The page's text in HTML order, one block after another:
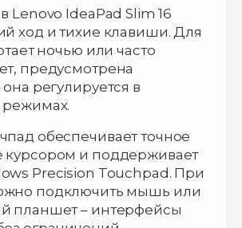
Lenovo IdeaPad Slim 16
ход и тихие клавиши. Для
ночью или часто
предусмотрена
регулируется в
режимах.
обеспечивает точное
курсором и поддерживает
Precision Touchpad. При
подключить мышь или
планшет – интерфейсы